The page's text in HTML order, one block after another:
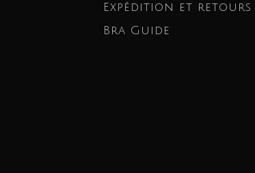
Expédition et retours
Bra Guide